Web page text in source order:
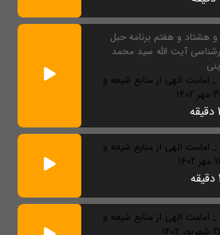
و هفتم برنامه حبل
آیت الله سید محمد
امامت الهی از منابع شیعه و
امامت الهی از منابع شیعه و
امامت الهی از منابع شیعه و